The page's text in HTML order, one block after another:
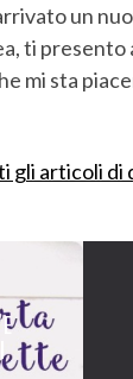
un
ti presento
mi sta
gli articoli di
É